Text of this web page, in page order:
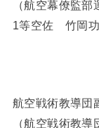
（航空幕僚監
1等空佐 竹岡
航空戦術教導団
（航空戦術教導